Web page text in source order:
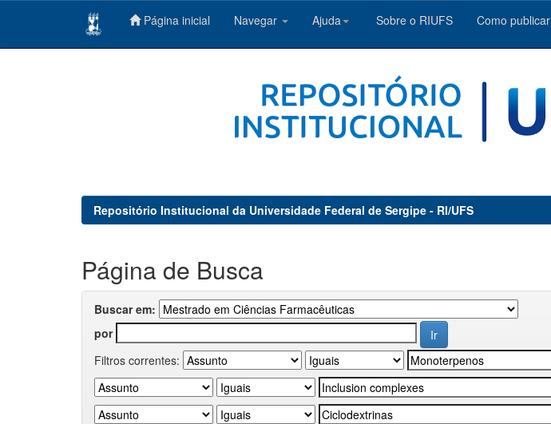
Página inicial Navegar Ajuda Sobre o RIUFS Como publicar
Repositório Institucional da Universidade Federal de Sergipe - RI/UFS
Página de Busca
Buscar em:
por
Filtros correntes: